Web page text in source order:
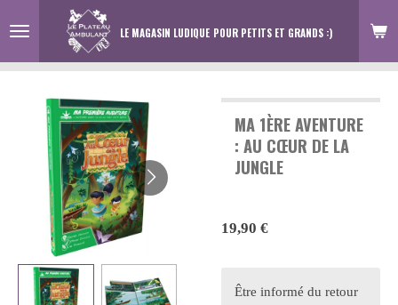
au
contenu
LE MAGASIN LUDIQUE POUR PETITS ET GRANDS :)
MA 1ÈRE AVENTURE
: AU CŒUR DE LA
JUNGLE
19,90 €
Être informé du retour